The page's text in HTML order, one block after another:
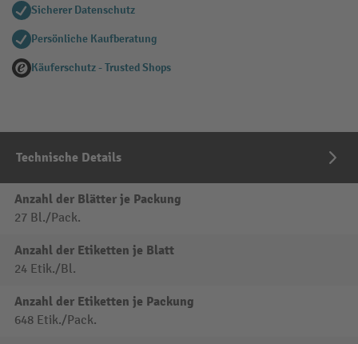
Sicherer Datenschutz
Persönliche Kaufberatung
Käuferschutz - Trusted Shops
Technische Details
Anzahl der Blätter je Packung
27 Bl./Pack.
Anzahl der Etiketten je Blatt
24 Etik./Bl.
Anzahl der Etiketten je Packung
648 Etik./Pack.